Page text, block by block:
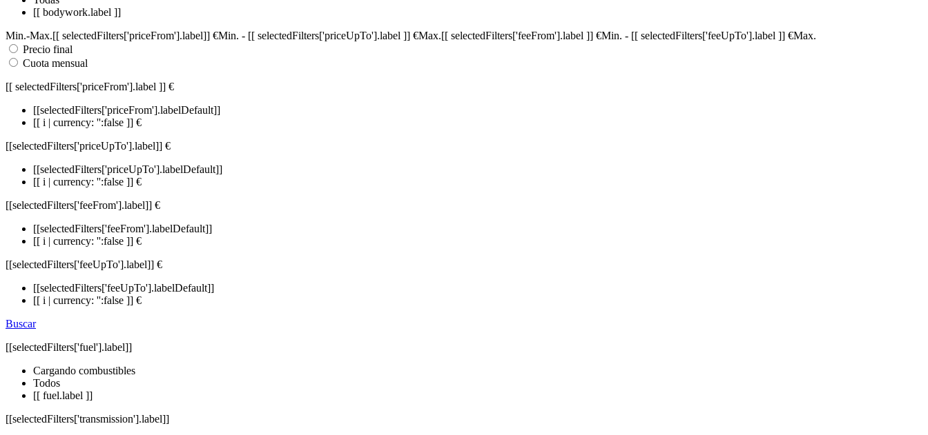
[[ bodywork.label ]]
Min.-Max.[[ selectedFilters['priceFrom'].label]] €Min. - [[ selectedFilters['priceUpTo'].label ]] €Max.[[ selectedFilters['feeFrom'].label ]] €Min. - [[ selectedFilters['feeUpTo'].label ]] €Max.
Precio final
Cuota mensual
[[ selectedFilters['priceFrom'].label ]] €
[[selectedFilters['priceFrom'].labelDefault]]
[[ i | currency: '':false ]] €
[[selectedFilters['priceUpTo'].label]] €
[[selectedFilters['priceUpTo'].labelDefault]]
[[ i | currency: '':false ]] €
[[selectedFilters['feeFrom'].label]] €
[[selectedFilters['feeFrom'].labelDefault]]
[[ i | currency: '':false ]] €
[[selectedFilters['feeUpTo'].label]] €
[[selectedFilters['feeUpTo'].labelDefault]]
[[ i | currency: '':false ]] €
Buscar
[[selectedFilters['fuel'].label]]
Cargando combustibles
Todos
[[ fuel.label ]]
[[selectedFilters['transmission'].label]]